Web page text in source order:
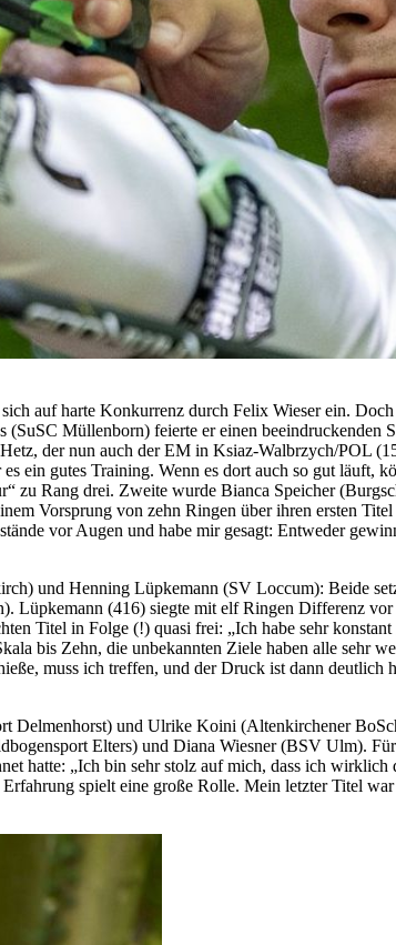
auf harte Konkurrenz durch Felix Wieser ein.
Müllenborn) feierte er einen beeindruckenden
der nun auch der EM in Ksiaz-Walbrzych/POL
gutes Training. Wenn es dort auch so gut läuft,
zu Rang drei. Zweite wurde Bianca Speicher
Vorsprung von zehn Ringen über ihren ersten
vor Augen und habe mir gesagt: Entweder
und Henning Lüpkemann (SV Loccum): Beide
Lüpkemann (416) siegte mit elf Ringen Differenz
Titel in Folge (!) quasi frei: „Ich habe sehr
bis Zehn, die unbekannten Ziele haben alle sehr
muss ich treffen, und der Druck ist dann deutlich
Delmenhorst) und Ulrike Koini (Altenkirchener
Elters) und Diana Wiesner (BSV Ulm).
hatte: „Ich bin sehr stolz auf mich, dass ich
spielt eine große Rolle. Mein letzter Titel